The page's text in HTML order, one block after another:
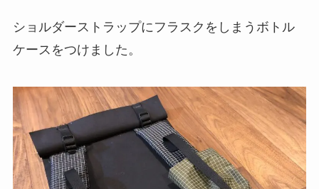
ショルダーストラップにフラスクをしまうボトル
ケースをつけました。